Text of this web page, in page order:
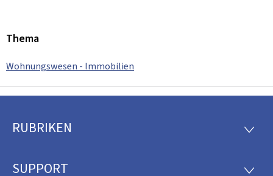
Thema
Wohnungswesen - Immobilien
Footer
RUBRIKEN
SUPPORT